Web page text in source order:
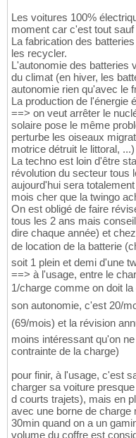
Les voitures 100%
moment car c'est tout
La fabrication des
les recycler.
L'autonomie des batteries
du climat (en hiver, les
autonomie rien qu'avec le
La production de l'énergie
==> on veut arrêter le
solaire pose le même
perturbe les oiseaux
motrice détruit le littoral, ...)
La techno est loin d'être
révolution du secteur tous
aujourd'hui sera
mois cher que la twingo
On est obligé de faire
tous les 2 ans mais
dire chaque année) et
de location de la batterie
soit 1 plein et demi d'une
==> à l'usage, entre le
1/charge comme on doit
son autonomie, c'est 20/
(69/mois) et la révision
moins intéressant qu'on
contrainte de la charge)
pour finir, à l'usage, c'est
charger sa voiture
d courts trajets), mais en
avec une borne de charge
30min quand on a un
volume du coffre est